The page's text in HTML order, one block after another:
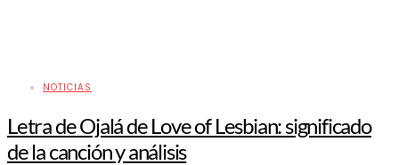
NOTICIAS
Letra de Ojalá de Love of Lesbian: significado
de la canción y análisis